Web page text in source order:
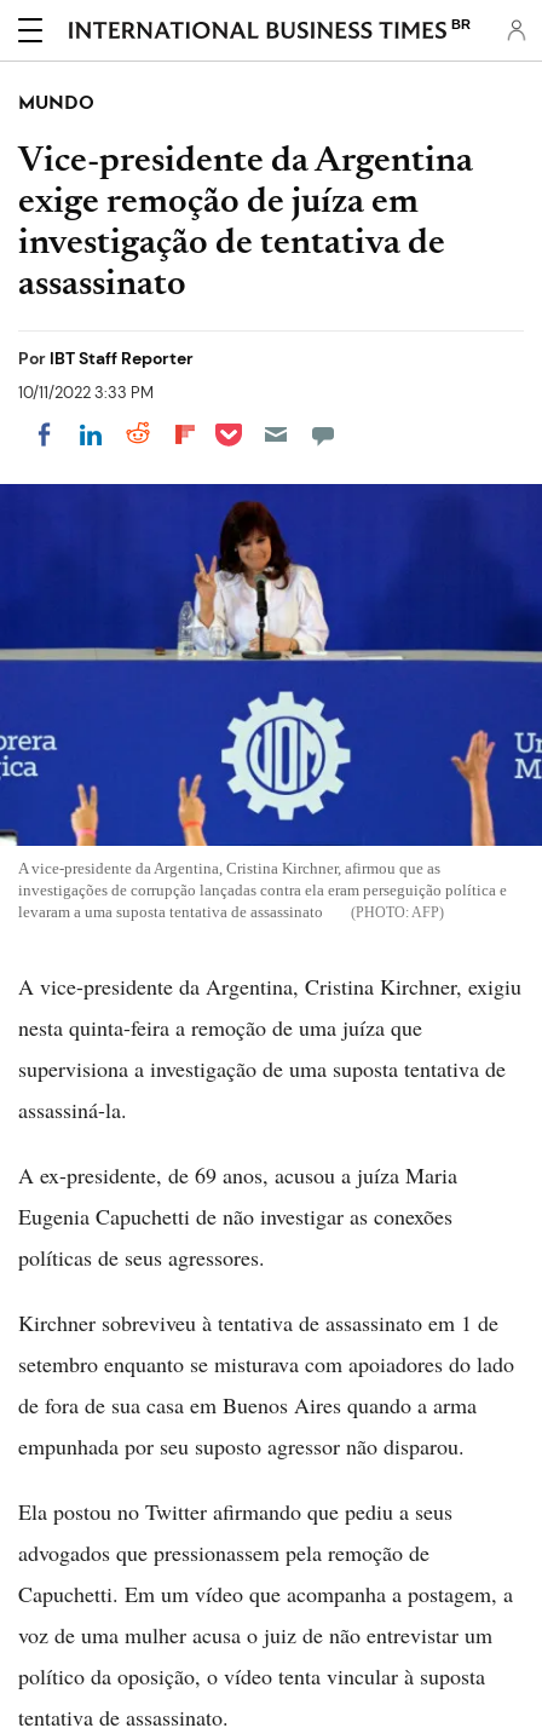
BR
MUNDO
Vice-presidente da Argentina
exige remoção de juíza em
investigação de tentativa de
assassinato
Por IBT Staff Reporter
10/11/2022 3:33 PM
Share on Facebook
Share on LinkedIn
Share on Reddit
Share on Flipboard
Share on Pocket
A vice-presidente da Argentina, Cristina Kirchner, afirmou que as
investigações de corrupção lançadas contra ela eram perseguição política e
levaram a uma suposta tentativa de assassinato
AFP
A vice-presidente da Argentina, Cristina Kirchner, exigiu
nesta quinta-feira a remoção de uma juíza que
supervisiona a investigação de uma suposta tentativa de
assassiná-la.
A ex-presidente, de 69 anos, acusou a juíza Maria
Eugenia Capuchetti de não investigar as conexões
políticas de seus agressores.
Kirchner sobreviveu à tentativa de assassinato em 1 de
setembro enquanto se misturava com apoiadores do lado
de fora de sua casa em Buenos Aires quando a arma
empunhada por seu suposto agressor não disparou.
Ela postou no Twitter afirmando que pediu a seus
advogados que pressionassem pela remoção de
Capuchetti. Em um vídeo que acompanha a postagem, a
voz de uma mulher acusa o juiz de não entrevistar um
político da oposição, o vídeo tenta vincular à suposta
tentativa de assassinato.